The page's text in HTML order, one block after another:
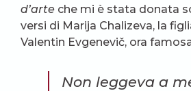
d’arte che mi è stata donata
versi di Marija Chalizeva, la
Valentin Evgenevič, ora
Non leggeva a